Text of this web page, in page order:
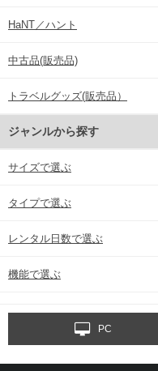
HaNT／ハント
中古品(販売品)
トラベルグッズ(販売品）
ジャンルから探す
サイズで選ぶ
タイプで選ぶ
レンタル日数で選ぶ
機能で選ぶ
PC